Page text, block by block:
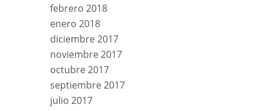
febrero 2018
enero 2018
diciembre 2017
noviembre 2017
octubre 2017
septiembre 2017
julio 2017